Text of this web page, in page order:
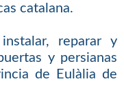
catalana.
reparar y
y persianas
de Eulàlia de